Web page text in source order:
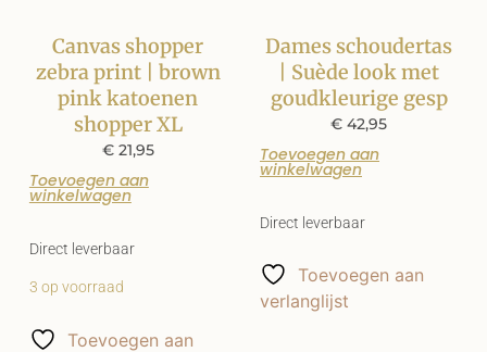
Canvas shopper
zebra print | brown
pink katoenen
shopper XL
€21,95
Toevoegen aan
winkelwagen
Direct leverbaar
3 op voorraad
Toevoegen aan
Dames schoudertas
| Suède look met
goudkleurige gesp
€ 42,95
Toevoegen aan
winkelwagen
Direct leverbaar
Toevoegen aan
verlanglijst